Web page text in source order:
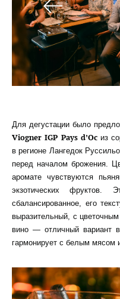
Для дегустации было
Viogner IGP Pays d’Oc из
в регионе Лангедок
перед началом брожения.
аромате чувствуются
экзотических фруктов.
сбалансированное, его
выразительный, с
вино — отличный вариант
гармонирует с белым мясом